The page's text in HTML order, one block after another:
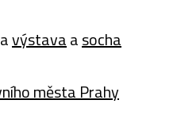
výstavaasocha
města Prahy